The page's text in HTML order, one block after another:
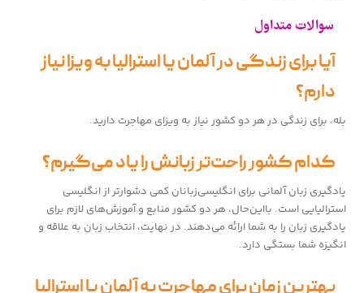
سوالات متداول
آیا برای زندگی در آلمان یا استرالیا به ویزا نیاز
دارم؟
بله، برای زندگی در هر دو کشور نیاز به ویزای مهاجرت دارید.
کدام کشور راحت‌تر زبانش را یاد می‌گیرم؟
یادگیری زبان آلمانی برای انگلیسی‌زبانان کمی دشوارتر از انگلیسی
استرالیایی است. بااین‌حال، هر دو کشور منابع و آموزش‌های لازم برای
یادگیری زبان را به شما ارائه می‌دهند. در نهایت، انتخاب زبان به علاقه و
انگیزه شما بستگی دارد.